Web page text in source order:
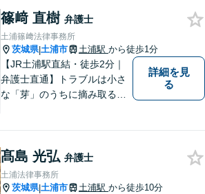
す。
篠﨑 直樹 弁護士
土浦篠﨑法律事務所
茨城県|土浦市 土浦駅 から徒歩1分
【JR土浦駅直結・徒歩2分｜
弁護士直通】トラブルは小さ
な「芽」のうちに摘み取るこ
詳細を見
る
髙島 光弘 弁護士
土浦法律事務所
茨城県|土浦市 土浦駅 から徒歩10分